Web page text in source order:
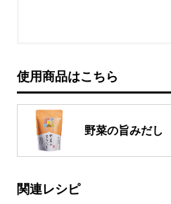
使用商品はこちら
野菜の旨みだし
関連レシピ